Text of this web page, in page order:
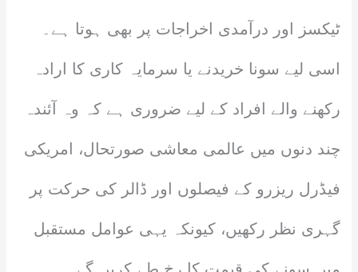
ٹیکسز اور درآمدی اخراجات پر بھی ہوتا ہے۔
اسی لیے سونا خریدنے یا سرمایہ کاری کا ارادہ
رکھنے والے افراد کے لیے ضروری ہے کہ وہ آئندہ
چند دنوں میں عالمی معاشی صورتحال، امریکی
فیڈرل ریزرو کے فیصلوں اور ڈالر کی حرکت پر
گہری نظر رکھیں، کیونکہ یہی عوامل مستقبل